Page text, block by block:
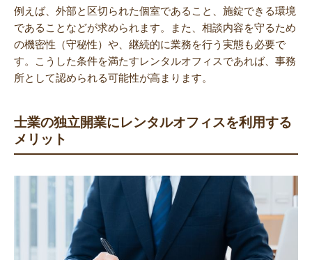
例えば、外部と区切られた個室であること、施錠できる環境
であることなどが求められます。また、相談内容を守るため
の機密性（守秘性）や、継続的に業務を行う実態も必要で
す。こうした条件を満たすレンタルオフィスであれば、事務
所として認められる可能性が高まります。
士業の独立開業にレンタルオフィスを利用する
メリット